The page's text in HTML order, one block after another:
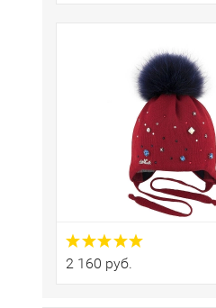
2 160 руб.